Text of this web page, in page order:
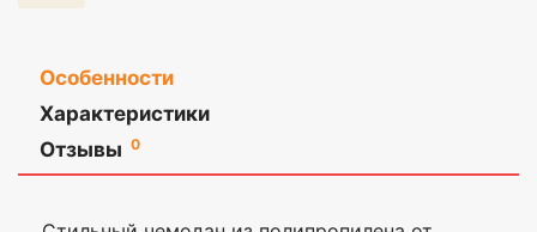
Особенности
Характеристики
Отзывы 0
Материал
Оставить
отзыв